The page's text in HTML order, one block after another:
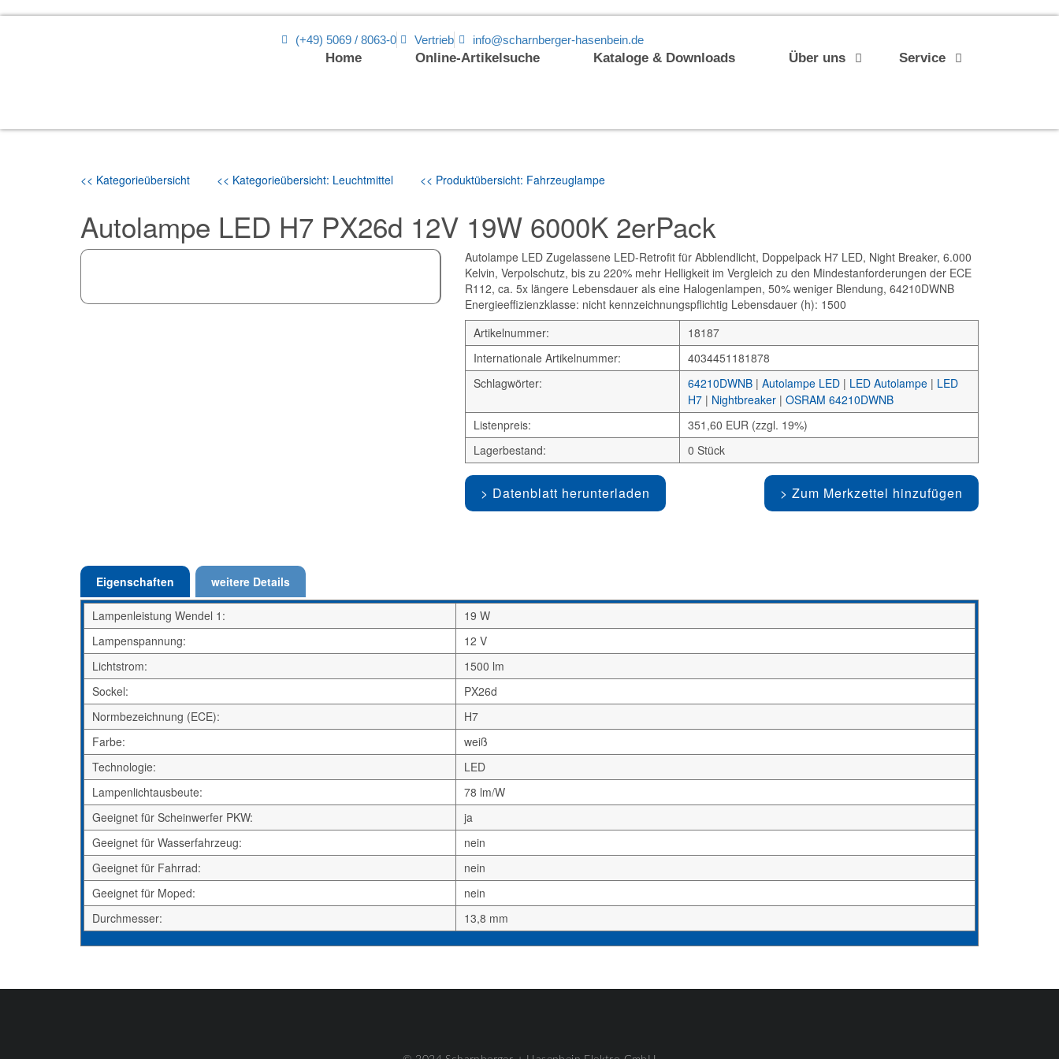
(+49) 5069 / 8063-0 Vertrieb info@scharnberger-hasenbein.de
Home Online-Artikelsuche Kataloge & Downloads Über uns Service
<< Kategorieübersicht << Kategorieübersicht: Leuchtmittel << Produktübersicht: Fahrzeuglampe
Autolampe LED H7 PX26d 12V 19W 6000K 2erPack
Autolampe LED Zugelassene LED-Retrofit für Abblendlicht, Doppelpack H7 LED, Night Breaker, 6.000
Kelvin, Verpolschutz, bis zu 220% mehr Helligkeit im Vergleich zu den Mindestanforderungen der ECE
R112, ca. 5x längere Lebensdauer als eine Halogenlampen, 50% weniger Blendung, 64210DWNB
Energieeffizienzklasse: nicht kennzeichnungspflichtig Lebensdauer (h): 1500
Artikelnummer:
18187
Internationale Artikelnummer:
4034451181878
Schlagwörter:
64210DWNB| Autolampe LED| LED Autolampe| LED
H7| Nightbreaker| OSRAM 64210DWNB
Listenpreis:
351,60 EUR (zzgl. 19%)
Lagerbestand:
0 Stück
Datenblatt herunterladen Zum Merkzettel hinzufügen
Eigenschaften weitere Details
Lampenleistung Wendel 1:
19 W
Lampenspannung:
12 V
Lichtstrom:
1500 lm
Sockel:
PX26d
Normbezeichnung (ECE):
H7
Farbe:
weiß
Technologie:
LED
Lampenlichtausbeute:
78 lm/W
Geeignet für Scheinwerfer PKW:
ja
Geeignet für Wasserfahrzeug:
nein
Geeignet für Fahrrad:
nein
Geeignet für Moped:
nein
Durchmesser:
13,8 mm